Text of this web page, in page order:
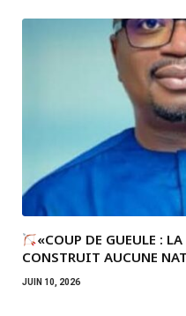
«COUP DE GUEULE :
CONSTRUIT AUCUNE
JUIN 10, 2026